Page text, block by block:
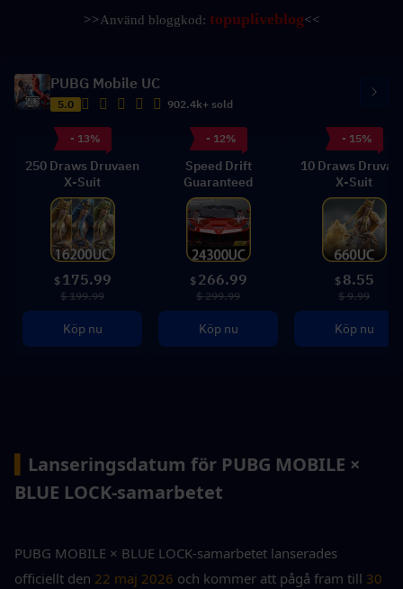
>>Använd bloggkod: topupliveblog<<
PUBG Mobile UC
5.0 902.4k+ sold
- 13%
250 Draws Druvaen
X-Suit
$ 175.99
$ 199.99
Köp nu
- 12%
Speed Drift
Guaranteed
$ 266.99
$ 299.99
Köp nu
- 15%
10 Draws
X-Suit
$ 8.55
$ 9.99
Köp nu
Lanseringsdatum för PUBG MOBILE ×
BLUE LOCK-samarbetet
PUBG MOBILE × BLUE LOCK-samarbetet lanserades
officiellt den 22 maj 2026 och kommer att pågå fram till 30